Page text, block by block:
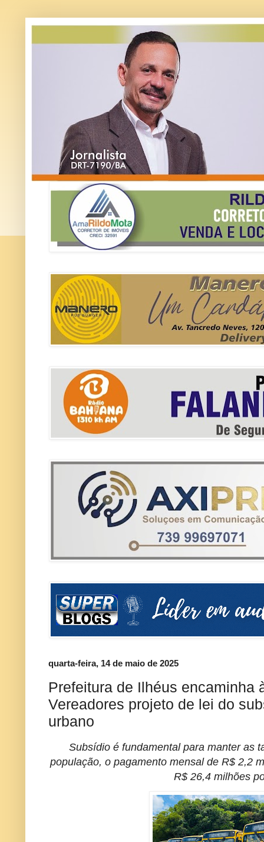
quarta-feira, 14 de maio de 2025
Prefeitura de Ilhéus encaminha
Vereadores projeto de lei do
urbano
Subsídio é fundamental para manter as
população,o pagamento mensal de R$ 2,2
R$ 26,4 milhões